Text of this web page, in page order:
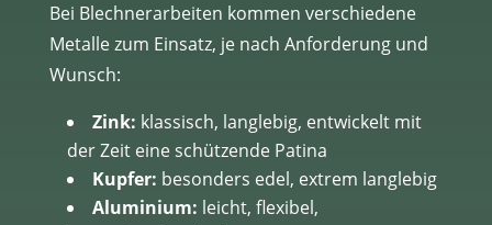
Bei Blechnerarbeiten kommen verschiedene
Metalle zum Einsatz, je nach Anforderung und
Wunsch:
Zink: klassisch, langlebig, entwickelt mit
der Zeit eine schützende Patina
Kupfer: besonders edel, extrem langlebig
Aluminium: leicht, flexibel,